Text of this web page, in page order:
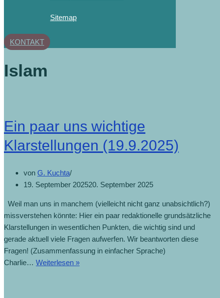
Sitemap
KONTAKT
Islam
Ein paar uns wichtige
Klarstellungen (19.9.2025)
von G. Kuchta
19. September 202520. September 2025
Weil man uns in manchem (vielleicht nicht ganz unabsichtlich?)
missverstehen könnte: Hier ein paar redaktionelle grundsätzliche
Klarstellungen in wesentlichen Punkten, die wichtig sind und
gerade aktuell viele Fragen aufwerfen. Wir beantworten diese
Fragen! (Zusammenfassung in einfacher Sprache)
Charlie… Weiterlesen »